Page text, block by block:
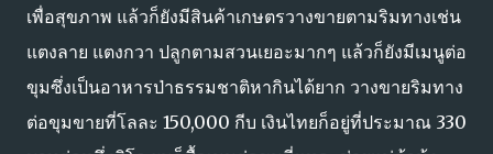
เพื่อสุขภาพ แล้วก็ยังมีสินค้าเกษตรวางขายตามริมทางเช่น
แตงลาย แตงกวา ปลูกตามสวนเยอะมากๆ แล้วก็ยังมีเมนูต่อ
ขุมซึ่งเป็นอาหารป่าธรรมชาติหากินได้ยาก วางขายริมทาง
ต่อขุมขายที่โลละ 150,000 กีบ เงินไทยก็อยู่ที่ประมาณ 330